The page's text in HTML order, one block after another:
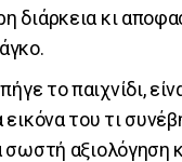
διάρκεια κι
το παιχνίδι,
εικόνα του τι
σωστή αξιολόγηση